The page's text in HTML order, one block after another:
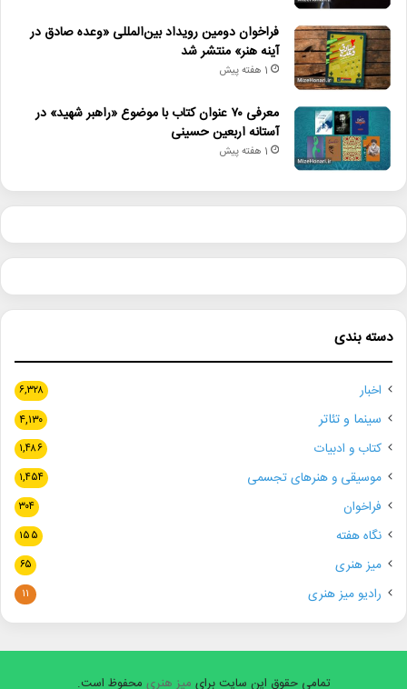
فراخوان دومین رویداد بین‌المللی «وعده صادق در
آینه هنر» منتشر شد
1 هفته پیش
معرفی ۷۰ عنوان کتاب با موضوع «راهبر شهید» در
آستانه اربعین حسینی
1 هفته پیش
دسته بندی
اخبار ۶,۳۲۸
سینما و تئاتر ۴,۱۳۰
کتاب و ادبیات ۱,۴۸۶
موسیقی و هنرهای تجسمی ۱,۴۵۴
فراخوان ۳۰۴
نگاه هفته ۱۵۵
میز هنری ۶۵
رادیو میز هنری ۱۱
تمامی حقوق این سایت برای میز هنری محفوظ است.